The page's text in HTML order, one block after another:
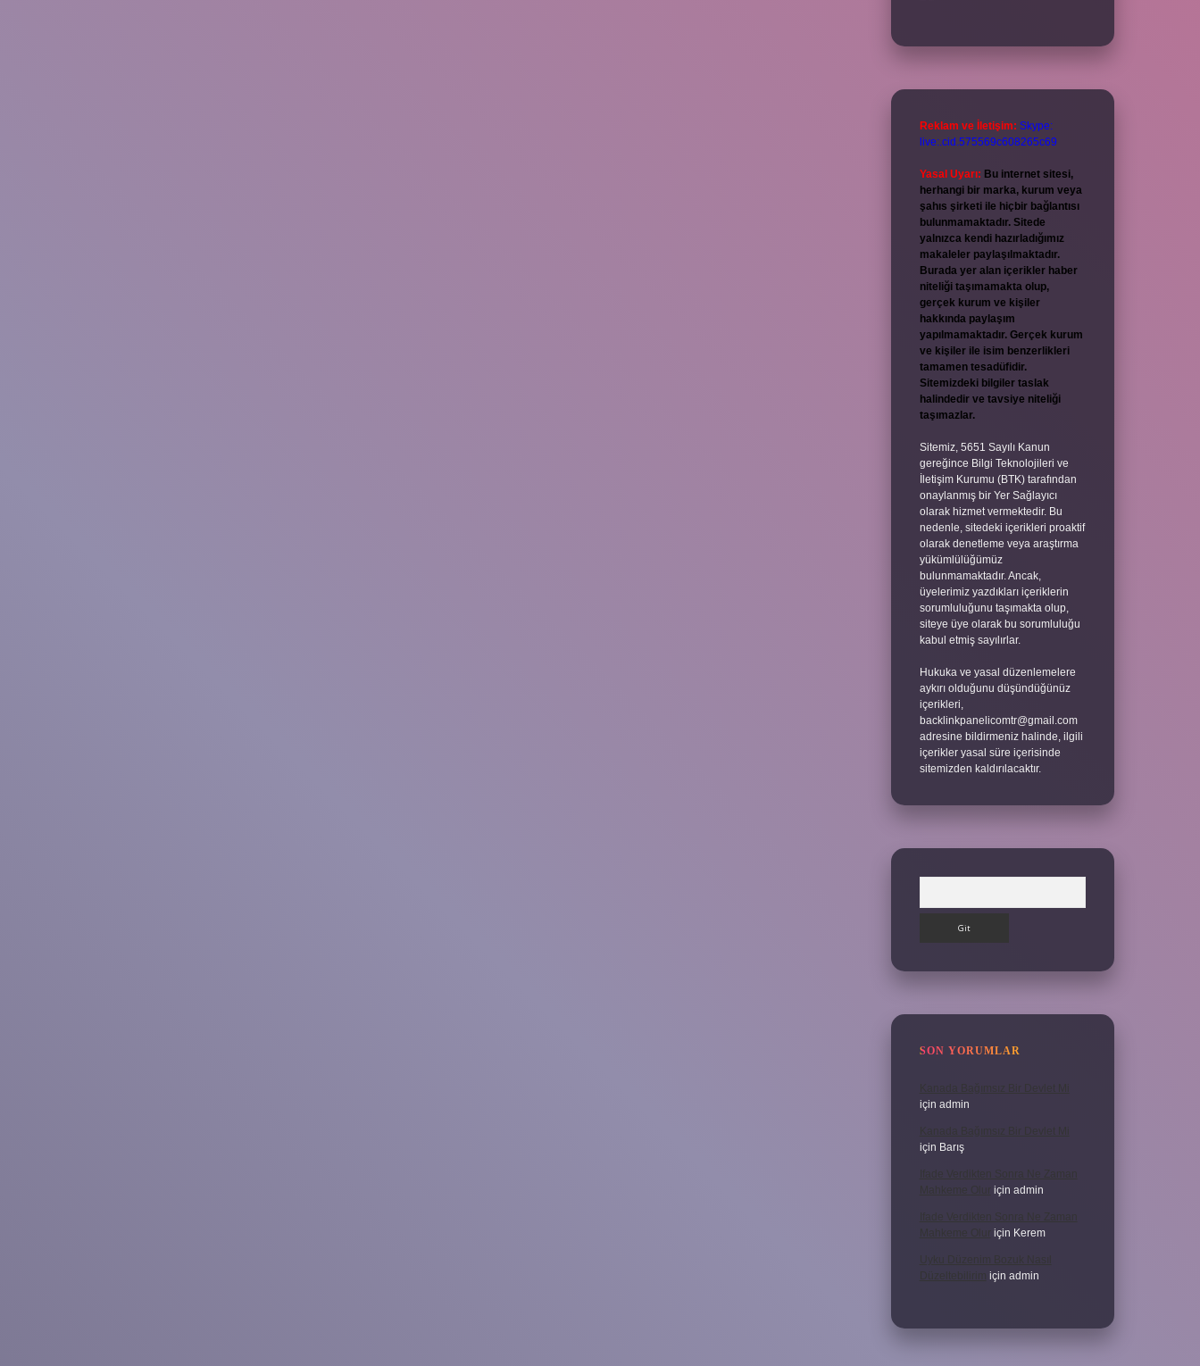
Reklam ve İletişim: Skype:
live:.cid.575569c608265c69
Yasal Uyarı: Bu internet sitesi,
herhangi bir marka, kurum veya
şahıs şirketi ile hiçbir bağlantısı
bulunmamaktadır. Sitede
yalnızca kendi hazırladığımız
makaleler paylaşılmaktadır.
Burada yer alan içerikler haber
niteliği taşımamakta olup,
gerçek kurum ve kişiler
hakkında paylaşım
yapılmamaktadır. Gerçek kurum
ve kişiler ile isim benzerlikleri
tamamen tesadüfidir.
Sitemizdeki bilgiler taslak
halindedir ve tavsiye niteliği
taşımazlar.
Sitemiz, 5651 Sayılı Kanun
gereğince Bilgi Teknolojileri ve
İletişim Kurumu (BTK) tarafından
onaylanmış bir Yer Sağlayıcı
olarak hizmet vermektedir. Bu
nedenle, sitedeki içerikleri proaktif
olarak denetleme veya araştırma
yükümlülüğümüz
bulunmamaktadır. Ancak,
üyelerimiz yazdıkları içeriklerin
sorumluluğunu taşımakta olup,
siteye üye olarak bu sorumluluğu
kabul etmiş sayılırlar.
Hukuka ve yasal düzenlemelere
aykırı olduğunu düşündüğünüz
içerikleri,
backlinkpanelicomtr@gmail.com
adresine bildirmeniz halinde, ilgili
içerikler yasal süre içerisinde
sitemizden kaldırılacaktır.
SON YORUMLAR
Kanada Bağımsız Bir Devlet Mi
için admin
Kanada Bağımsız Bir Devlet Mi
için Barış
Ifade Verdikten Sonra Ne Zaman
Mahkeme Olur için admin
Ifade Verdikten Sonra Ne Zaman
Mahkeme Olur için Kerem
Uyku Düzenim Bozuk Nasıl
Düzeltebilirim
için admin